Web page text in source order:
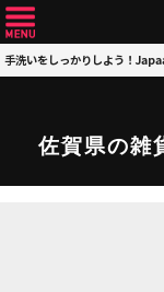
手洗いをしっかりしよう！
佐賀県の雑